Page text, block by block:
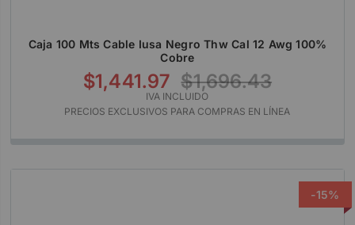
Caja 100 Mts Cable Iusa Negro Thw Cal 12 Awg 100%
Cobre
$1,441.97 $1,696.43
IVA INCLUIDO
PRECIOS EXCLUSIVOS PARA COMPRAS EN LÍNEA
-15%